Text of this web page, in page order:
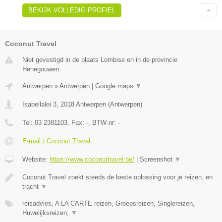
BEKIJK VOLLEDIG PROFIEL
Coconut Travel
Niet gevestigd in de plaats Lombise en in de provincie
Henegouwen.
Antwerpen » Antwerpen Google maps ▼
Isabellalei 3 2018 Antwerpen (Antwerpen)
Tel: 03 2381103 , Fax: - , BTW-nr: -
E-mail › Coconut Travel
Website: https://www.coconuttravel.be/ Screenshot ▼
Coconut Travel zoekt steeds de beste oplossing voor je reizen, en
tracht ▼
reisadvies, A LA CARTE reizen, Groepsreizen, Singlereizen,
Huwelijksreizen,
▼